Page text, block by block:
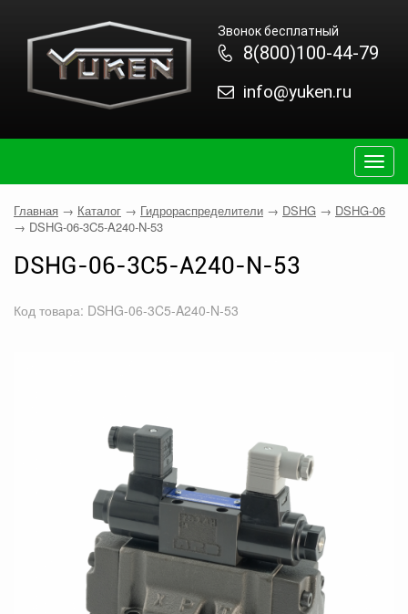
Звонок бесплатный
8(800)100-44-79
info@yuken.ru
Главная → Каталог → Гидрораспределители → DSHG → DSHG-06
→ DSHG-06-3C5-A240-N-53
DSHG-06-3C5-A240-N-53
Код товара: DSHG-06-3C5-A240-N-53